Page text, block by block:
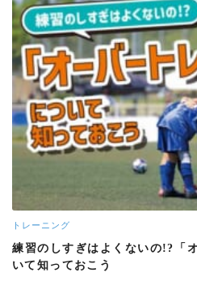
トレーニング
練習のしすぎはよくないの!?「
いて知っておこう